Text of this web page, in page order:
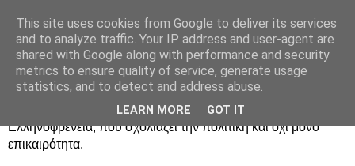
Ραδιοφωνική
Ελληνοφρένεια Unofficial
Η γνωστή ραδιοφωνική εκπομπή κατά κόσμον
Ελληνοφρένεια, που σχολιάζει την πολιτική και όχι μόνο
επικαιρότητα.
This site uses cookies from Google to deliver its services
and to analyze traffic. Your IP address and user-agent are
shared with Google along with performance and security
metrics to ensure quality of service, generate usage
statistics, and to detect and address abuse.
LEARN MORE GOT IT